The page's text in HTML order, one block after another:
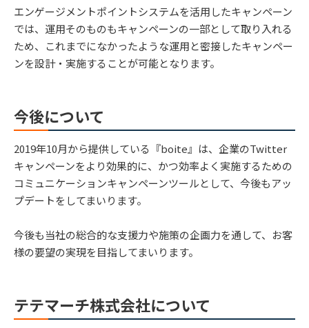
エンゲージメントポイントシステムを活用したキャンペーン
では、運用そのものもキャンペーンの一部として取り入れる
ため、これまでになかったような運用と密接したキャンペー
ンを設計・実施することが可能となります。
今後について
2019年10月から提供している『boite』は、企業のTwitter
キャンペーンをより効果的に、かつ効率よく実施するための
コミュニケーションキャンペーンツールとして、今後もアッ
プデートをしてまいります。
今後も当社の総合的な支援力や施策の企画力を通して、お客
様の要望の実現を目指してまいります。
テテマーチ株式会社について